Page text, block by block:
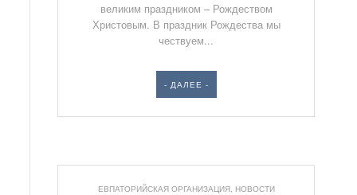
великим праздником – Рождеством
Христовым. В праздник Рождества мы
чествуем...
- ДАЛЕЕ -
ЕВПАТОРИЙСКАЯ ОРГАНИЗАЦИЯ, НОВОСТИ